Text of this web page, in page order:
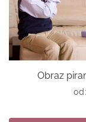
Obraz
od: